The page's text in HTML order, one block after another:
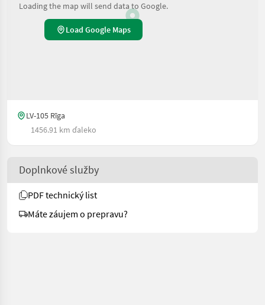
Loading the map will send data to Google.
Load Google Maps
LV-105 Rīga
1456.91 km ďaleko
Doplnkové služby
PDF technický list
Máte záujem o prepravu?